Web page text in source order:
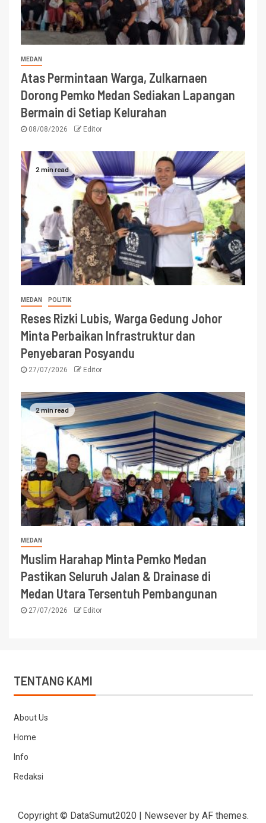
MEDAN
Atas Permintaan Warga, Zulkarnaen
Dorong Pemko Medan Sediakan Lapangan
Bermain di Setiap Kelurahan
08/08/2026 Editor
2 min read
MEDAN POLITIK
Reses Rizki Lubis, Warga Gedung Johor
Minta Perbaikan Infrastruktur dan
Penyebaran Posyandu
27/07/2026 Editor
2 min read
MEDAN
Muslim Harahap Minta Pemko Medan
Pastikan Seluruh Jalan & Drainase di
Medan Utara Tersentuh Pembangunan
27/07/2026 Editor
TENTANG KAMI
About Us
Home
Info
Redaksi
Copyright © DataSumut2020 Newseverby AF themes.